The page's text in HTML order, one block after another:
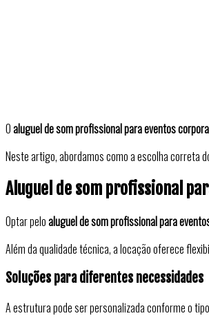
Oaluguel de som profissional para eventos
Neste artigo, abordamos como a escolha correta
Aluguel de som profissional
Optar peloaluguel de som profissional para
Além da qualidade técnica, a locação oferece
Soluções para diferentes necessidades
A estrutura pode ser personalizada conforme o